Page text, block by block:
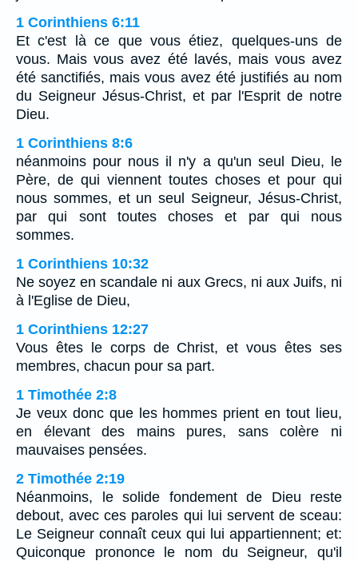
1 Corinthiens 6:11
Et c'est là ce que vous étiez, quelques-uns de
vous. Mais vous avez été lavés, mais vous avez
été sanctifiés, mais vous avez été justifiés au nom
du Seigneur Jésus-Christ, et par l'Esprit de notre
Dieu.
1 Corinthiens 8:6
néanmoins pour nous il n'y a qu'un seul Dieu, le
Père, de qui viennent toutes choses et pour qui
nous sommes, et un seul Seigneur, Jésus-Christ,
par qui sont toutes choses et par qui nous
sommes.
1 Corinthiens 10:32
Ne soyez en scandale ni aux Grecs, ni aux Juifs, ni
à l'Eglise de Dieu,
1 Corinthiens 12:27
Vous êtes le corps de Christ, et vous êtes ses
membres, chacun pour sa part.
1 Timothée 2:8
Je veux donc que les hommes prient en tout lieu,
en élevant des mains pures, sans colère ni
mauvaises pensées.
2 Timothée 2:19
Néanmoins, le solide fondement de Dieu reste
debout, avec ces paroles qui lui servent de sceau:
Le Seigneur connaît ceux qui lui appartiennent; et:
Quiconque prononce le nom du Seigneur, qu'il